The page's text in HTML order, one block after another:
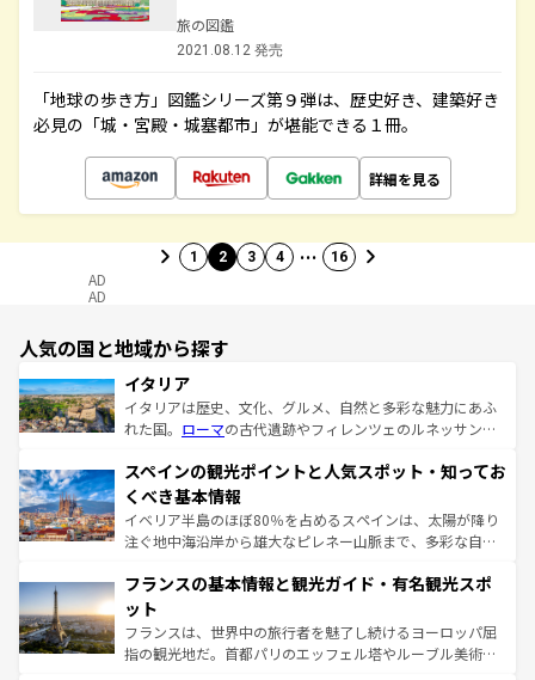
旅の図鑑
2021.08.12 発売
「地球の歩き方」図鑑シリーズ第９弾は、歴史好き、建築好き
必見の「城・宮殿・城塞都市」が堪能できる１冊。
詳細を見る
1 2 3 4 … 16
AD
AD
人気の国と地域から探す
イタリア
イタリアは歴史、文化、グルメ、自然と多彩な魅力にあふ
れた国。 ローマの古代遺跡やフィレンツェのルネッサンス
ろん、トスカーナの美しい田園風景やアマルフィ海岸の絶
景など、自然景観も見逃せない。観光の合間には、本場の
ピザやパスタなど、絶品のイタリア料理を堪能することも
できる。朝目覚めてから夜眠るまで、すべての瞬間を楽し
なお、新着のイタリア情報はコンテンツ一覧を参照してほ
しい。
スペインの観光ポイントと人気スポット・知ってお
くべき基本情報
イベリア半島のほぼ80％を占めるスペインは、太陽が降り
注ぐ地中海沿岸から雄大なピレネー山脈まで、多彩な自然
文化が根付くこの国では、情熱的なフラメンコ、熱気あふ
れる闘牛、そして美味しいタパスが生活の一部となってい
る。首都マドリードの洗練された雰囲気や、バルセロナの
アートに溢れた街角から、地方では古代ローマ遺跡や中世
フランスの基本情報と観光ガイド・有名観光スポ
ット
フランスは、世界中の旅行者を魅了し続けるヨーロッパ屈
指の観光地だ。首都パリのエッフェル塔やルーブル美術館